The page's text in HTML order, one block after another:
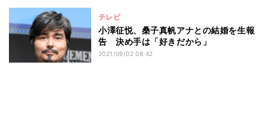
テレビ
小澤征悦、桑子真帆アナとの結婚を生報
告 決め手は「好きだから」
2021/09/02 08:42